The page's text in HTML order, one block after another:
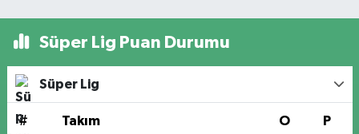
Süper Lig Puan Durumu
Süper Lig
# Takım O P